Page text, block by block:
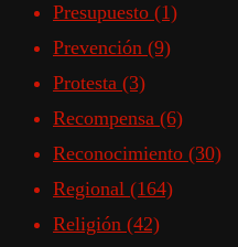
Presupuesto (1)
Prevención (9)
Protesta (3)
Recompensa (6)
Reconocimiento (30)
Regional (164)
Religión (42)